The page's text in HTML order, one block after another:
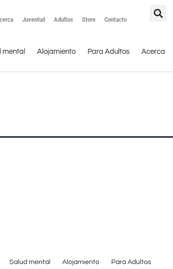
Juventud Adultos Store Contacto
mental Alojamiento Para Adultos Acerca
Salud mental Alojamiento Para Adultos